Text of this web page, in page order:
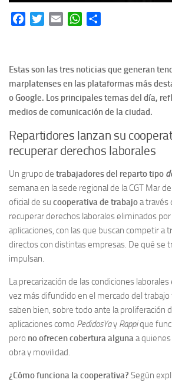
FacebookTwitterEmail WhatsApp
Estas son las tres noticias que generan
marplatenses en las plataformas más
o Google. Los principales temas del día,
medios de comunicación de la ciudad.
Repartidores lanzan su
recuperar derechos laborales
Un grupo de trabajadores del reparto tipo
semana en la sede regional de la CGT Mar
oficial de su cooperativa de trabajoa través
recuperar derechos laborales eliminados por
aplicaciones, con las que buscan competir a
directos con distintas empresas. De qué se
impulsan.
La precarización de las condiciones
vez más difundido en el mercado del
saben bien, sobre todo ante la proliferación
aplicaciones como PedidosYay Rappique
pero no ofrecen cobertura algunaa
obra y movilidad.
¿Cómo funciona la cooperativa? Según